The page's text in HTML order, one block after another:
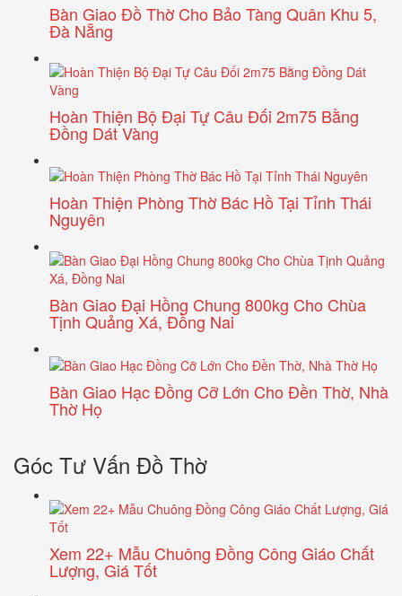
Bàn Giao Đồ Thờ Cho Bảo Tàng Quân Khu 5,
Đà Nẵng
Hoàn Thiện Bộ Đại Tự Câu Đối 2m75 Bằng
Đồng Dát Vàng
Hoàn Thiện Phòng Thờ Bác Hồ Tại Tỉnh Thái
Nguyên
Bàn Giao Đại Hồng Chung 800kg Cho Chùa
Tịnh Quảng Xá, Đồng Nai
Bàn Giao Hạc Đồng Cỡ Lớn Cho Đền Thờ, Nhà
Thờ Họ
Góc Tư Vấn Đồ Thờ
Xem 22+ Mẫu Chuông Đồng Công Giáo Chất
Lượng, Giá Tốt